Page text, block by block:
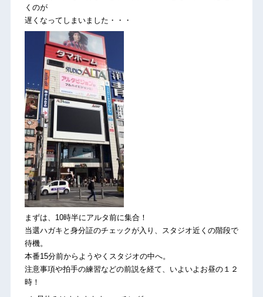
くのが
遅くなってしまいました・・・
まずは、10時半にアルタ前に集合！
当選ハガキと身分証のチェックが入り、スタジオ近くの階段で
待機。
本番15分前からようやくスタジオの中へ。
注意事項や拍手の練習などの前説を経て、いよいよお昼の１２
時！